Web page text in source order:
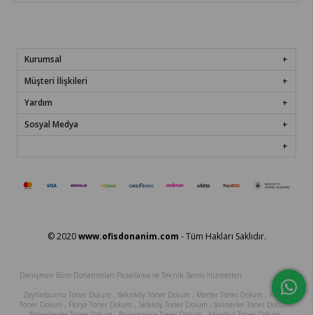
Kurumsal
Müşteri İlişkileri
Yardım
Sosyal Medya
© 2020www.ofisdonanim.com - Tüm Hakları Saklıdır.
Danışman Büro Donanımları Pazarlama ve Teknik Servis Hizmetleri
Zeytinburnu Toner Dolum , Bakırköy Toner Dolum , Merter Toner Dolum , Avcılar
Toner Dolum , Florya Toner Dolum , Sefaköy Toner Dolum , Şirinevler Toner Dolum ,